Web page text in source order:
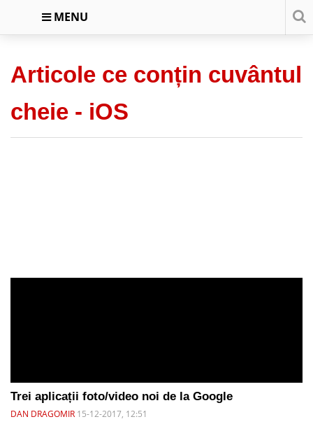
MENU
Articole ce conțin cuvântul
cheie - iOS
Trei aplicații foto/video noi de la Google
DAN DRAGOMIR 15-12-2017, 12:51